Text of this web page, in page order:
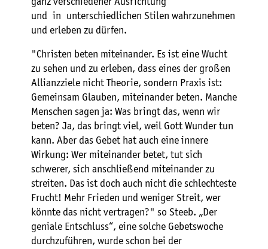
und in unterschiedlichen Stilen wahrzunehmen
und erleben zu dürfen.
"Christen beten miteinander. Es ist eine Wucht
zu sehen und zu erleben, dass eines der großen
Allianzziele nicht Theorie, sondern Praxis ist:
Gemeinsam Glauben, miteinander beten. Manche
Menschen sagen ja: Was bringt das, wenn wir
beten? Ja, das bringt viel, weil Gott Wunder tun
kann. Aber das Gebet hat auch eine innere
Wirkung: Wer miteinander betet, tut sich
schwerer, sich anschließend miteinander zu
streiten. Das ist doch auch nicht die schlechteste
Frucht! Mehr Frieden und weniger Streit, wer
könnte das nicht vertragen?" so Steeb. „Der
geniale Entschluss“, eine solche Gebetswoche
durchzuführen, wurde schon bei der